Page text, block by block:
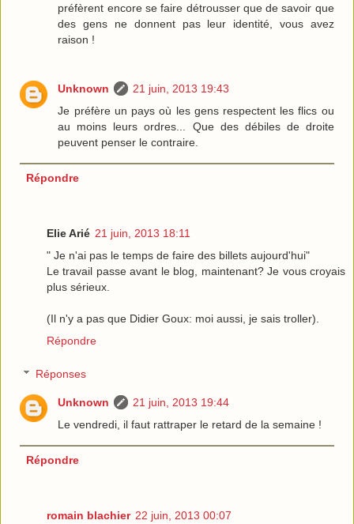
préfèrent encore se faire détrousser que de savoir que
des gens ne donnent pas leur identité, vous avez
raison !
Unknown
21 juin, 2013 19:43
Je préfère un pays où les gens respectent les flics ou
au moins leurs ordres... Que des débiles de droite
peuvent penser le contraire.
Répondre
Elie Arié 21 juin, 2013 18:11
" Je n'ai pas le temps de faire des billets aujourd'hui"
Le travail passe avant le blog, maintenant? Je vous croyais
plus sérieux.
(Il n'y a pas que Didier Goux: moi aussi, je sais troller).
Répondre
Réponses
Unknown
21 juin, 2013 19:44
Le vendredi, il faut rattraper le retard de la semaine !
Répondre
romain blachier 22 juin, 2013 00:07